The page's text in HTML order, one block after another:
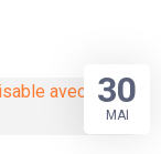
30
MAI